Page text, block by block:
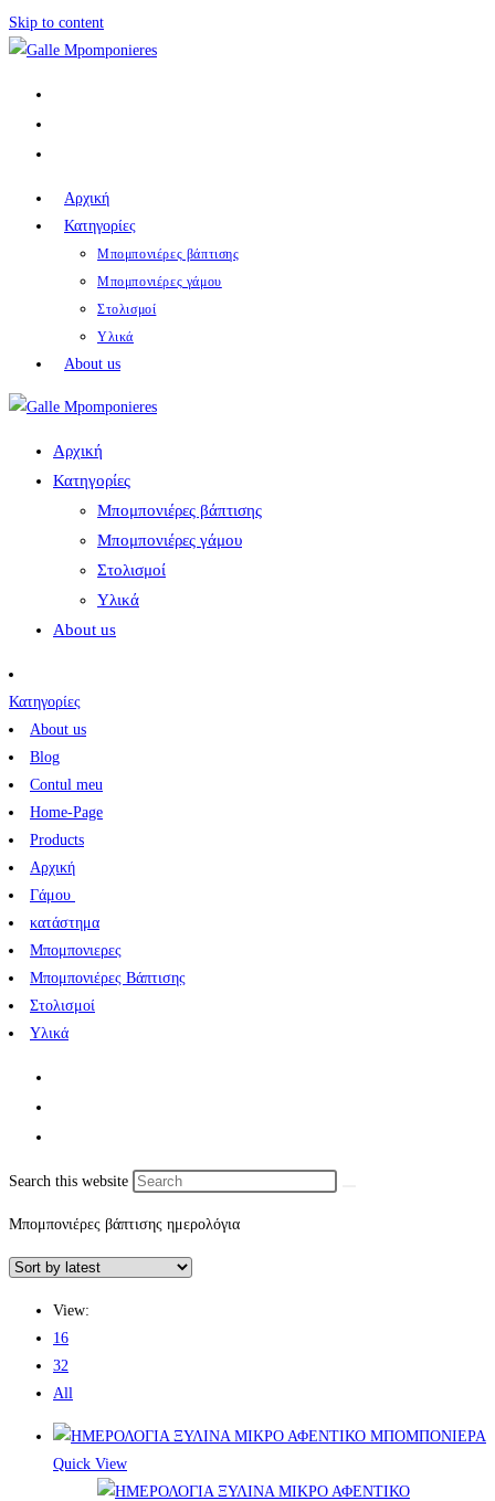
Skip to content
Αρχική
Κατηγορίες
Μπομπονιέρες βάπτισης
Μπομπονιέρες γάμου
Στολισμοί
Υλικά
About us
Αρχική
Κατηγορίες
Μπομπονιέρες βάπτισης
Μπομπονιέρες γάμου
Στολισμοί
Υλικά
About us
Κατηγορίες
About us
Blog
Contul meu
Home-Page
Products
Αρχική
Γάμου
κατάστημα
Μπομπονιερες
Μπομπονιέρες Βάπτισης
Στολισμοί
Υλικά
Search this website
Μπομπονιέρες βάπτισης ημερολόγια
View:
16
32
All
Quick View